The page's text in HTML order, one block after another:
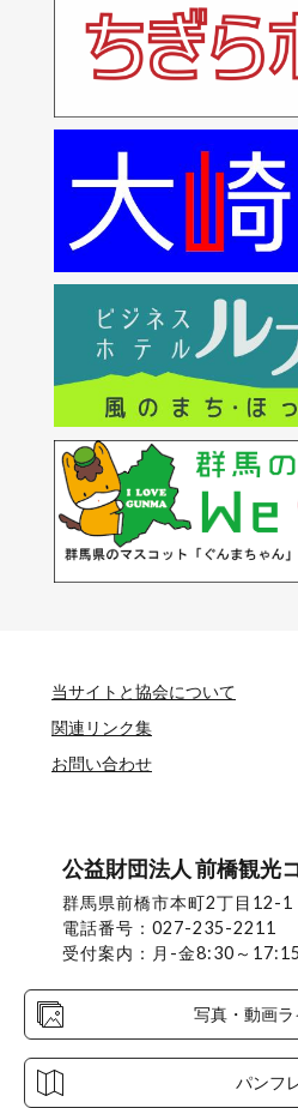
当サイトと協会について
関連リンク集
お問い合わせ
公益財団法人 前橋観光
群馬県前橋市本町2丁目12-1
電話番号：027-235-2211
受付案内：月-金8:30～17:15
写真・動画
パンフ